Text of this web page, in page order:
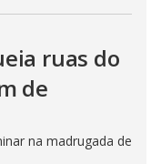
ruas do
de
na madrugada de